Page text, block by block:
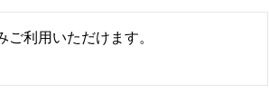
利用いただけます。